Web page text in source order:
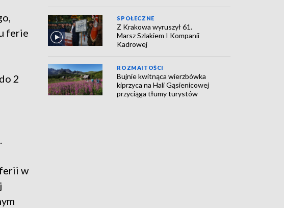
ferie
2
w
SPOŁECZNE
Z Krakowa wyruszył 61.
Marsz Szlakiem I Kompanii
Kadrowej
ROZMAITOŚCI
Bujnie kwitnąca wierzbówka
kiprzyca na Hali Gąsienicowej
przyciąga tłumy turystów